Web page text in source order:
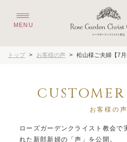
トップ > お客様の声 > 松山様ご夫婦【7月
お客様の声
ローズガーデンクライスト教会で
れた新郎新婦の「声」を公開。